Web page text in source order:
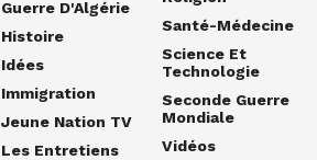
Guerre D'Algérie
Histoire
Idées
Immigration
Jeune Nation TV
Les Entretiens
Santé-Médecine
Science Et
Technologie
Seconde Guerre
Mondiale
Vidéos